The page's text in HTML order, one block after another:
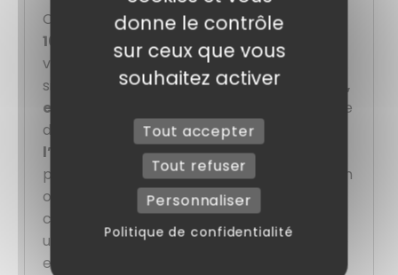
Ces sacs boîtes pâtissièresvendus par
100
vont vite devenir un indispensable dans
votre quotidien. Ils sont pensés pour
simplifier le transport desgâteaux, tartes,
entremets ou petites douceurs
, sans prise
de tête. Dès que vous glissez votre
l’intérieur
sactient bien en place et
protège vos pâtisseries pendant le trajet. En
outre, que ce soit pour remettre une
commande à un client ou pour transporter
un dessert chez des amis, tout reste propre
et sécurisé.
donne le contrôle
sur ceux que vous
souhaitez activer
Tout accepter
Tout refuser
Personnaliser
Politique de confidentialité